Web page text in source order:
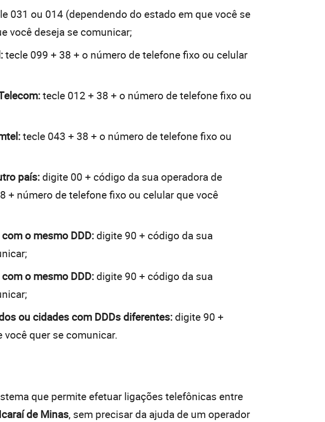
031 ou 014 (dependendo do estado em que você se
você deseja se comunicar;
tecle 099 + 38 + o número de telefone fixo ou celular
tecle 012 + 38 + o número de telefone fixo ou
tecle 043 + 38 + o número de telefone fixo ou
país: digite 00 + código da sua operadora de
+ número de telefone fixo ou celular que você
o mesmo DDD: digite 90 + código da sua
o mesmo DDD: digite 90 + código da sua
ou cidades com DDDs diferentes: digite 90 +
quer se comunicar.
que permite efetuar ligações telefônicas entre
de Minas, sem precisar da ajuda de um operador